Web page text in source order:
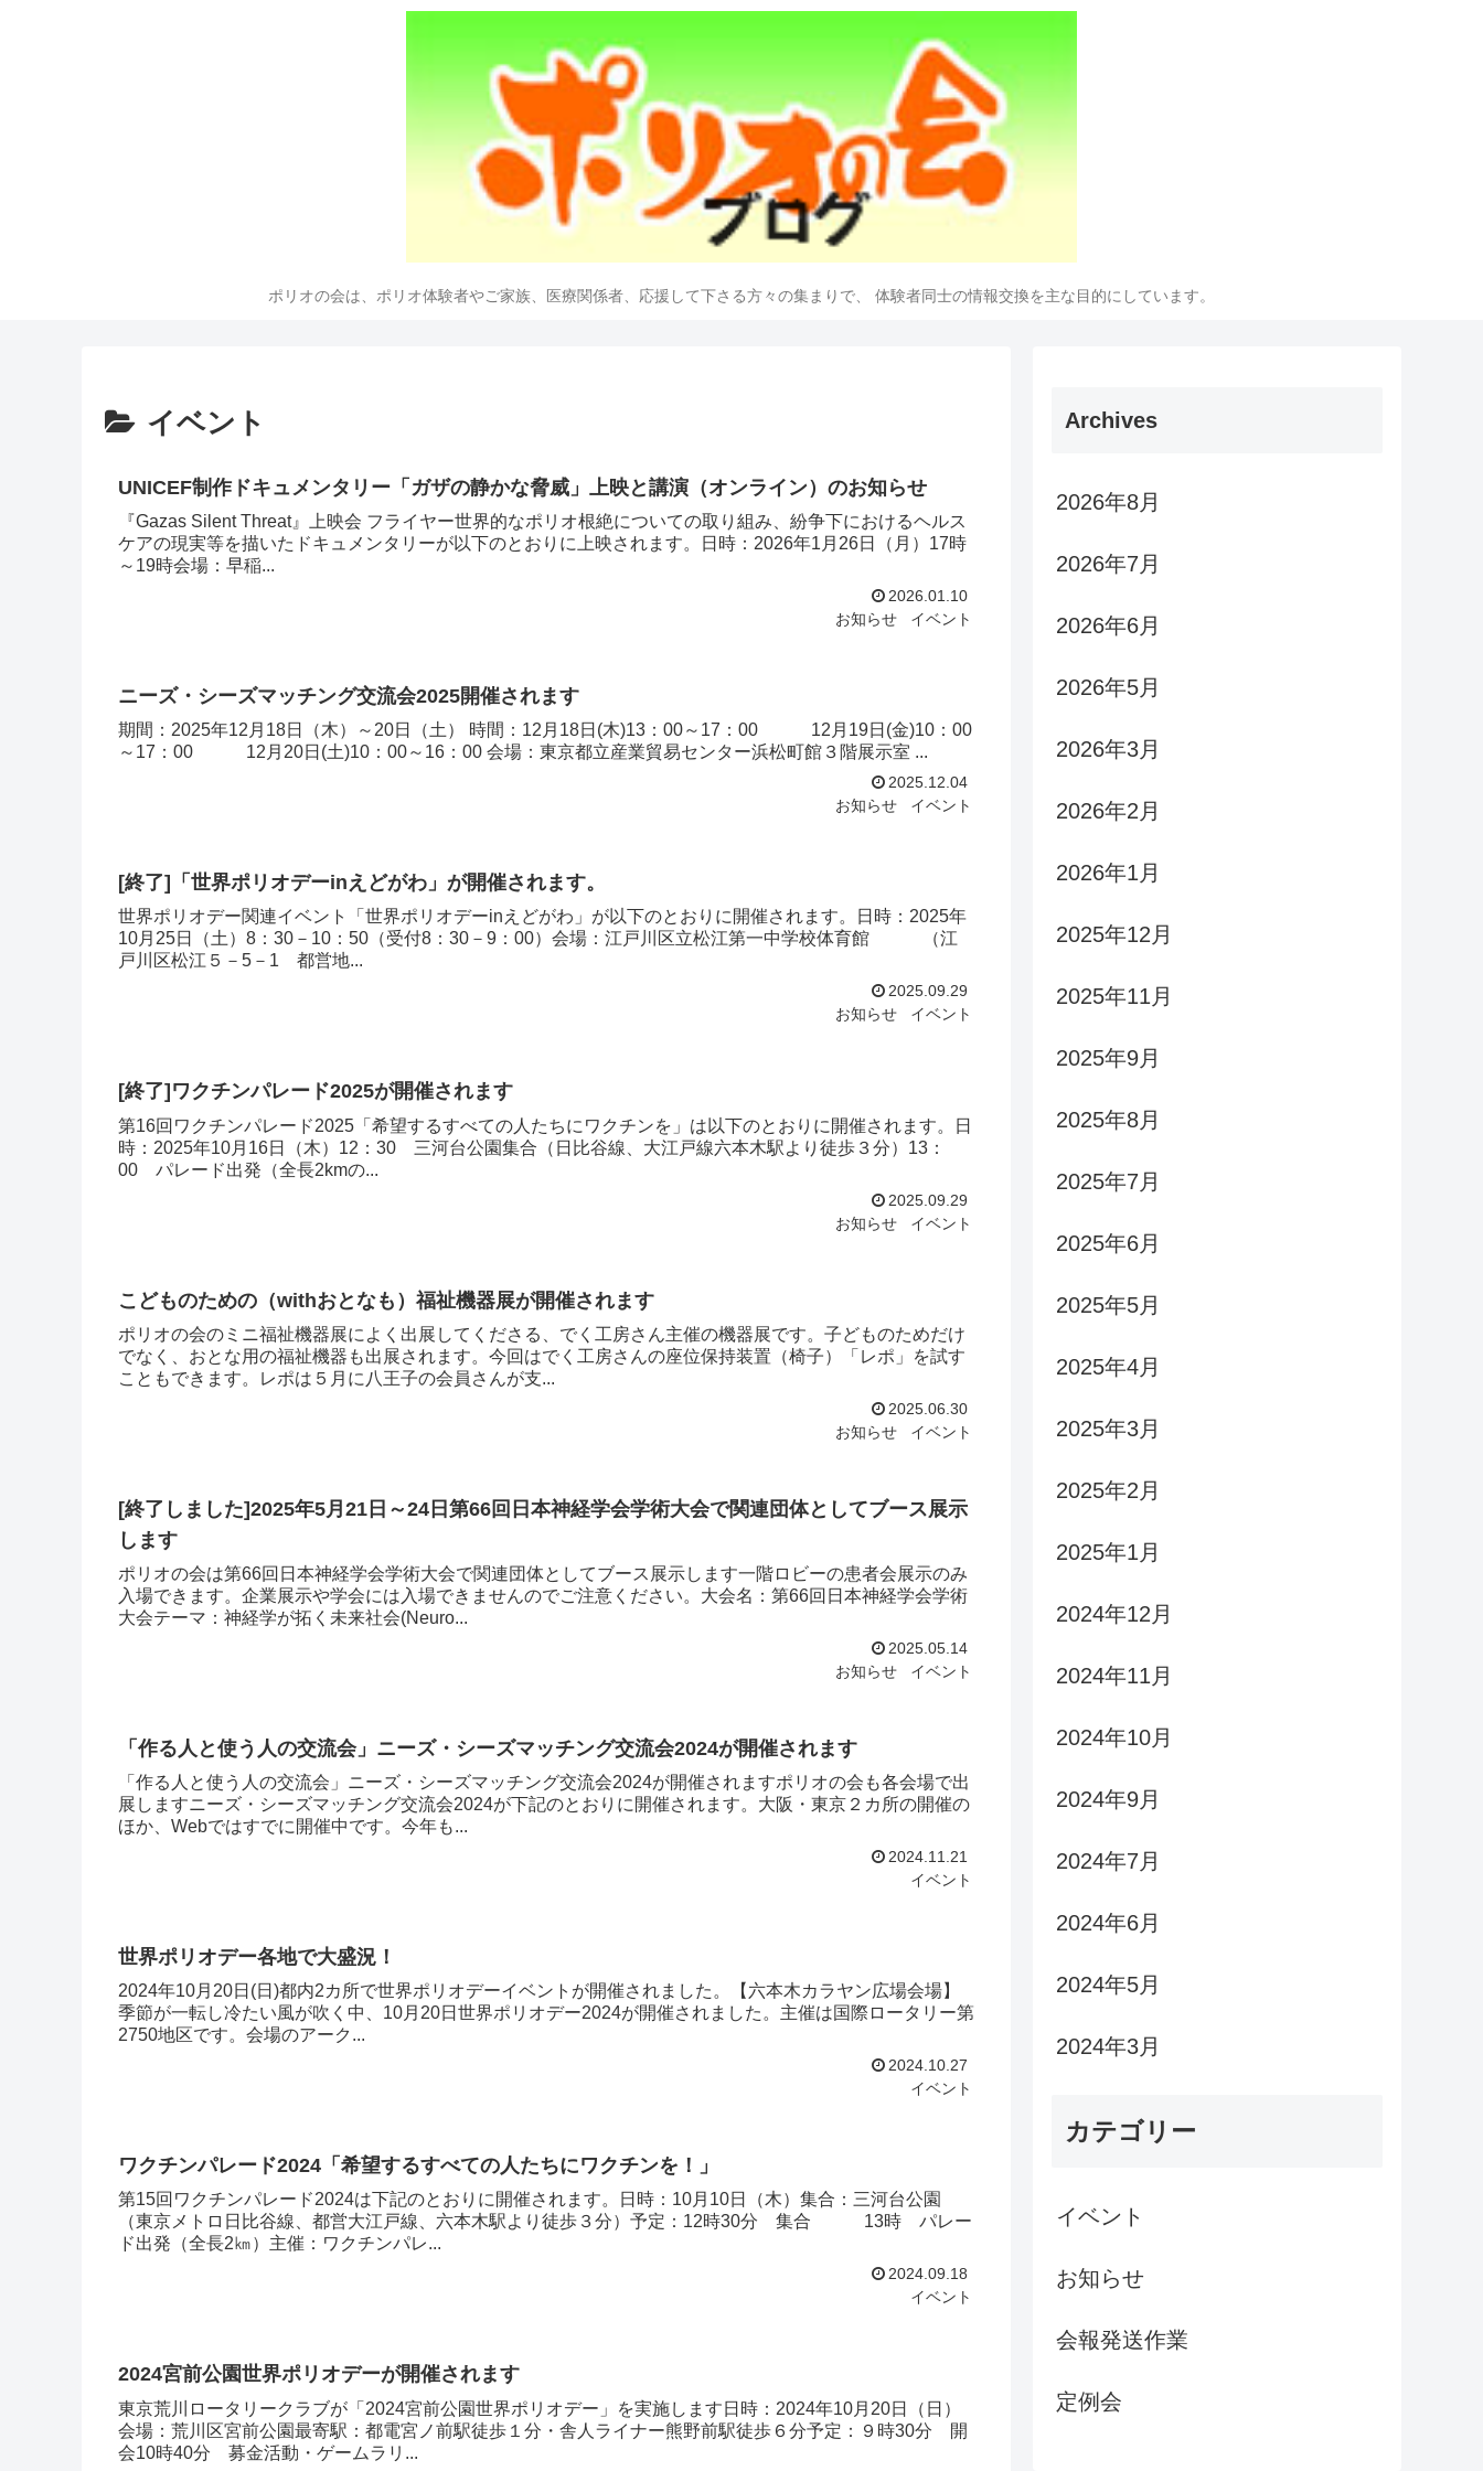
ポリオの会は、ポリオ体験者やご家族、医療関係者、応援して下さる方々の集まりで、 体験者同士の情報交換を主な目的にしています。
イベント
UNICEF制作ドキュメンタリー「ガザの静かな脅威」上映と講演（オンライン）のお知らせ
『Gazas Silent Threat』上映会 フライヤー世界的なポリオ根絶についての取り組み、紛争下におけるヘルス
ケアの現実等を描いたドキュメンタリーが以下のとおりに上映されます。日時：2026年1月26日（月）17時
～19時会場：早稲...
2026.01.10
お知らせ
イベント
ニーズ・シーズマッチング交流会2025開催されます
期間：2025年12月18日（木）～20日（土） 時間：12月18日(木)13：00～17：00 12月19日(金)10：00
～17：00 12月20日(土)10：00～16：00 会場：東京都立産業貿易センター浜松町館３階展示室 ...
2025.12.04
お知らせ
イベント
[終了]「世界ポリオデーinえどがわ」が開催されます。
世界ポリオデー関連イベント「世界ポリオデーinえどがわ」が以下のとおりに開催されます。日時：2025年
10月25日（土）8：30－10：50（受付8：30－9：00）会場：江戸川区立松江第一中学校体育館 （江
戸川区松江５－5－1 都営地...
2025.09.29
お知らせ
イベント
[終了]ワクチンパレード2025が開催されます
第16回ワクチンパレード2025「希望するすべての人たちにワクチンを」は以下のとおりに開催されます。日
時：2025年10月16日（木）12：30 三河台公園集合（日比谷線、大江戸線六本木駅より徒歩３分）13：
00 パレード出発（全長2kmの...
2025.09.29
お知らせ
イベント
こどものための（withおとなも）福祉機器展が開催されます
ポリオの会のミニ福祉機器展によく出展してくださる、でく工房さん主催の機器展です。子どものためだけ
でなく、おとな用の福祉機器も出展されます。今回はでく工房さんの座位保持装置（椅子）「レポ」を試す
こともできます。レポは５月に八王子の会員さんが支...
2025.06.30
お知らせ
イベント
[終了しました]2025年5月21日～24日第66回日本神経学会学術大会で関連団体としてブース展示
します
ポリオの会は第66回日本神経学会学術大会で関連団体としてブース展示します一階ロビーの患者会展示のみ
入場できます。企業展示や学会には入場できませんのでご注意ください。大会名：第66回日本神経学会学術
大会テーマ：神経学が拓く未来社会(Neuro...
2025.05.14
お知らせ
イベント
「作る人と使う人の交流会」ニーズ・シーズマッチング交流会2024が開催されます
「作る人と使う人の交流会」ニーズ・シーズマッチング交流会2024が開催されますポリオの会も各会場で出
展しますニーズ・シーズマッチング交流会2024が下記のとおりに開催されます。大阪・東京２カ所の開催の
ほか、Webではすでに開催中です。今年も...
2024.11.21
イベント
世界ポリオデー各地で大盛況！
2024年10月20日(日)都内2カ所で世界ポリオデーイベントが開催されました。【六本木カラヤン広場会場】
季節が一転し冷たい風が吹く中、10月20日世界ポリオデー2024が開催されました。主催は国際ロータリー第
2750地区です。会場のアーク...
2024.10.27
イベント
ワクチンパレード2024「希望するすべての人たちにワクチンを！」
第15回ワクチンパレード2024は下記のとおりに開催されます。日時：10月10日（木）集合：三河台公園
（東京メトロ日比谷線、都営大江戸線、六本木駅より徒歩３分）予定：12時30分 集合 13時 パレー
ド出発（全長2㎞）主催：ワクチンパレ...
2024.09.18
イベント
2024宮前公園世界ポリオデーが開催されます
東京荒川ロータリークラブが「2024宮前公園世界ポリオデー」を実施します日時：2024年10月20日（日）
会場：荒川区宮前公園最寄駅：都電宮ノ前駅徒歩１分・舎人ライナー熊野前駅徒歩６分予定：９時30分 開
会10時40分 募金活動・ゲームラリ...
Archives
2026年8月
2026年7月
2026年6月
2026年5月
2026年3月
2026年2月
2026年1月
2025年12月
2025年11月
2025年9月
2025年8月
2025年7月
2025年6月
2025年5月
2025年4月
2025年3月
2025年2月
2025年1月
2024年12月
2024年11月
2024年10月
2024年9月
2024年7月
2024年6月
2024年5月
2024年3月
カテゴリー
イベント
お知らせ
会報発送作業
定例会